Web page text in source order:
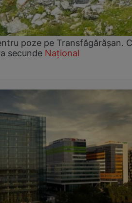
poze pe Transfăgărășan.
secunde Național